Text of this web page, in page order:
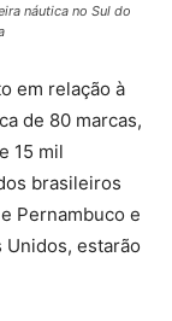
náutica no Sul do
em relação à
de 80 marcas,
15 mil
brasileiros
Pernambuco e
Unidos, estarão